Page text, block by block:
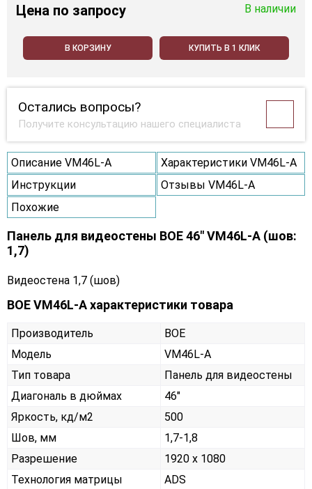
Цена по запросу В наличии
В КОРЗИНУ КУПИТЬ В 1 КЛИК
Остались вопросы?
Получите консультацию нашего специалиста
Описание VM46L-A
Характеристики VM46L-A
Инструкции
Отзывы VM46L-A
Похожие
Панель для видеостены BOE 46" VM46L-A (шов:
1,7)
Видеостена 1,7 (шов)
BOE VM46L-A характеристики товара
Производитель
BOE
Модель
VM46L-A
Тип товара
Панель для видеостены
Диагональ в дюймах
46"
Яркость, кд/м2
500
Шов, мм
1,7-1,8
Разрешение
1920 x 1080
Технология матрицы
ADS